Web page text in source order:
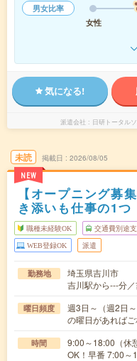
男女比率
女性
気になる!
派遣会社 日研トータル
未読
NEW
掲載日 2026/08/05
【オープニング募
き添いも仕事の1つ
職種未経験OK 交通費別途
WEB登録OK 派遣
勤務地
埼玉県吉川市
吉川駅から---分
曜日頻度
週3日～（週2日
の曜日があればご
時間
9:00～18:00（休
OK！早番 7:00